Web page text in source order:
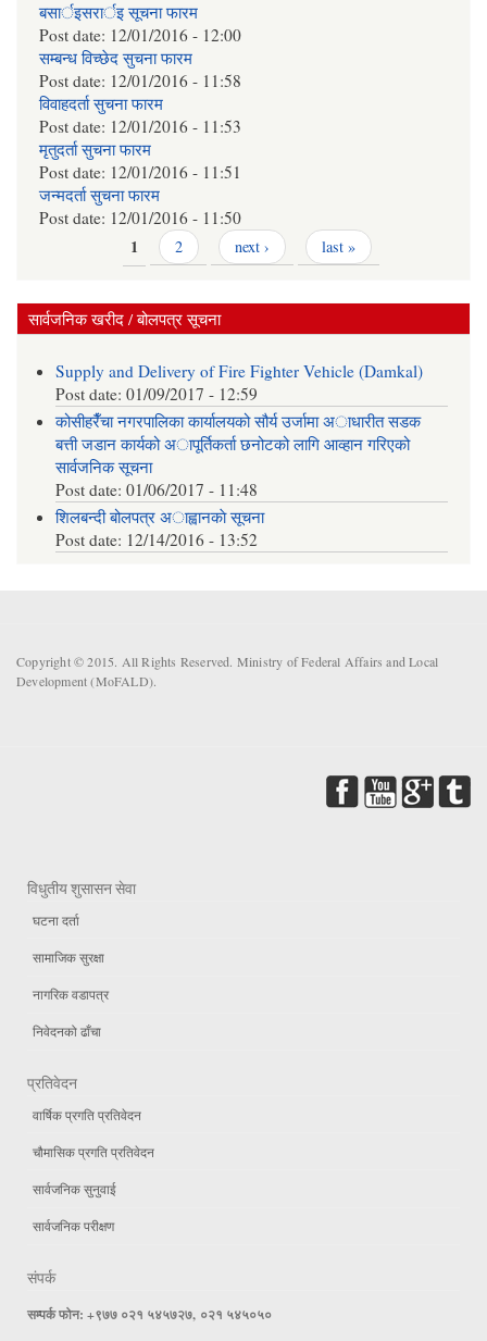
बसार्इसरार्इ सूचना फारम
Post date: 12/01/2016 - 12:00
सम्बन्ध विच्छेद सुचना फारम
Post date: 12/01/2016 - 11:58
विवाहदर्ता सुचना फारम
Post date: 12/01/2016 - 11:53
मृतुदर्ता सुचना फारम
Post date: 12/01/2016 - 11:51
जन्मदर्ता सुचना फारम
Post date: 12/01/2016 - 11:50
1 2 next › last »
सार्वजनिक खरीद / बोलपत्र सूचना
Supply and Delivery of Fire Fighter Vehicle (Damkal)
Post date:01/09/2017 - 12:59
कोसीहरैँचा नगरपालिका कार्यालयको सौर्य उर्जामा अाधारीत सडक
बत्ती जडान कार्यको अापूर्तिकर्ता छनोटको लागि आव्हान गरिएको
सार्वजनिक सूचना
Post date:01/06/2017 - 11:48
शिलबन्दी बोलपत्र अाह्वानकाे सूचना
Post date: 12/14/2016 - 13:52
Copyright © 2015. All Rights Reserved. Ministry of Federal Affairs and Local
Development (MoFALD).
विधुतीय शुसासन सेवा
घटना दर्ता
सामाजिक सुरक्षा
नागरिक वडापत्र
निवेदनको ढाँचा
प्रतिवेदन
वार्षिक प्रगति प्रतिवेदन
चौमासिक प्रगति प्रतिवेदन
सार्वजनिक सुनुवाई
सार्वजनिक परीक्षण
संपर्क
सम्पर्क फोन: +९७७ ०२१ ५४५७२७, ०२१ ५४५०५०